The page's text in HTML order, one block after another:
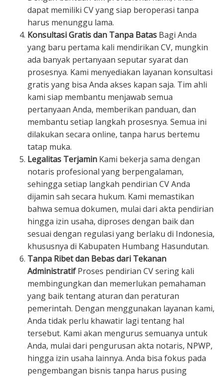
dapat memiliki CV yang siap beroperasi tanpa
harus menunggu lama.
Konsultasi Gratis dan Tanpa Batas Bagi Anda
yang baru pertama kali mendirikan CV, mungkin
ada banyak pertanyaan seputar syarat dan
prosesnya. Kami menyediakan layanan konsultasi
gratis yang bisa Anda akses kapan saja. Tim ahli
kami siap membantu menjawab semua
pertanyaan Anda, memberikan panduan, dan
membantu setiap langkah prosesnya. Semua ini
dilakukan secara online, tanpa harus bertemu
tatap muka.
Legalitas Terjamin Kami bekerja sama dengan
notaris profesional yang berpengalaman,
sehingga setiap langkah pendirian CV Anda
dijamin sah secara hukum. Kami memastikan
bahwa semua dokumen, mulai dari akta pendirian
hingga izin usaha, diproses dengan baik dan
sesuai dengan regulasi yang berlaku di Indonesia,
khususnya di Kabupaten Humbang Hasundutan.
Tanpa Ribet dan Bebas dari Tekanan
AdministratifProses pendirian CV sering kali
membingungkan dan memerlukan pemahaman
yang baik tentang aturan dan peraturan
pemerintah. Dengan menggunakan layanan kami,
Anda tidak perlu khawatir lagi tentang hal
tersebut. Kami akan mengurus semuanya untuk
Anda, mulai dari pengurusan akta notaris, NPWP,
hingga izin usaha lainnya. Anda bisa fokus pada
pengembangan bisnis tanpa harus pusing